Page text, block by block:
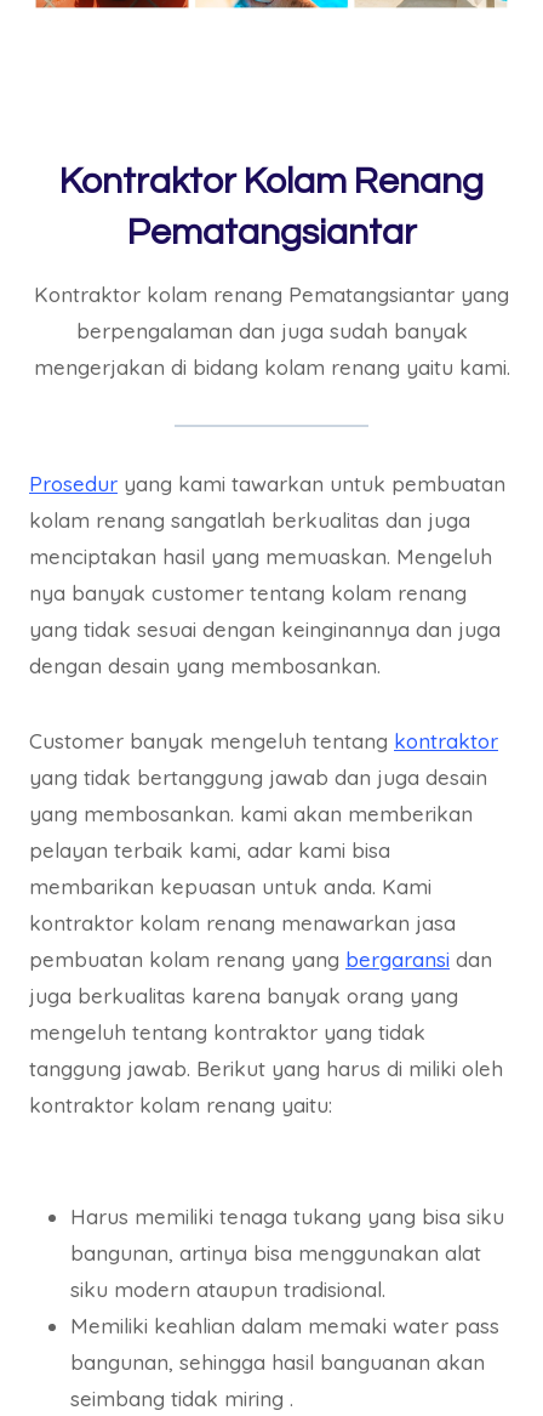
Kontraktor Kolam Renang
Pematangsiantar
Kontraktor kolam renang Pematangsiantar yang
berpengalaman dan juga sudah banyak
mengerjakan di bidang kolam renang yaitu kami.
Prosedur yang kami tawarkan untuk pembuatan
kolam renang sangatlah berkualitas dan juga
menciptakan hasil yang memuaskan. Mengeluh
nya banyak customer tentang kolam renang
yang tidak sesuai dengan keinginannya dan juga
dengan desain yang membosankan.
Customer banyak mengeluh tentang kontraktor
yang tidak bertanggung jawab dan juga desain
yang membosankan. kami akan memberikan
pelayan terbaik kami, adar kami bisa
membarikan kepuasan untuk anda. Kami
kontraktor kolam renang menawarkan jasa
pembuatan kolam renang yang bergaransi dan
juga berkualitas karena banyak orang yang
mengeluh tentang kontraktor yang tidak
tanggung jawab. Berikut yang harus di miliki oleh
kontraktor kolam renang yaitu:
Harus memiliki tenaga tukang yang bisa siku
bangunan, artinya bisa menggunakan alat
siku modern ataupun tradisional.
Memiliki keahlian dalam memaki water pass
bangunan, sehingga hasil banguanan akan
seimbang tidak miring .